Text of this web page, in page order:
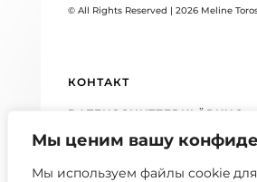
Мы ценим вашу
Мы используем файлы cookie
© All Rights Reserved | 2026 Meline
КОНТАКТ
DATENSCHUTZERKLÄRUNG
БЛОГ